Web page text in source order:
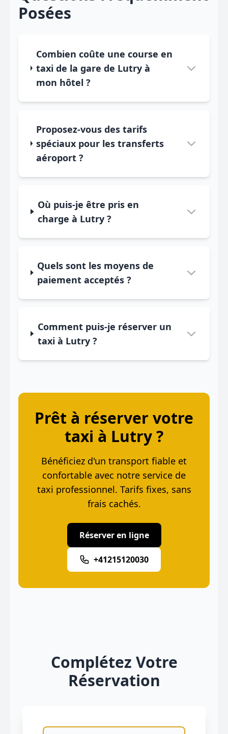
Posées
Combien coûte une course en
taxi de la gare de Lutry à
mon hôtel ?
Proposez-vous des tarifs
spéciaux pour les transferts
aéroport ?
Où puis-je être pris en
charge à Lutry ?
Quels sont les moyens de
paiement acceptés ?
Comment puis-je réserver un
taxi à Lutry ?
Prêt à réserver votre
taxi à Lutry ?
Bénéficiez d'un transport fiable et
confortable avec notre service de
taxi professionnel. Tarifs fixes, sans
frais cachés.
Réserver en ligne
+41215120030
Complétez Votre
Réservation